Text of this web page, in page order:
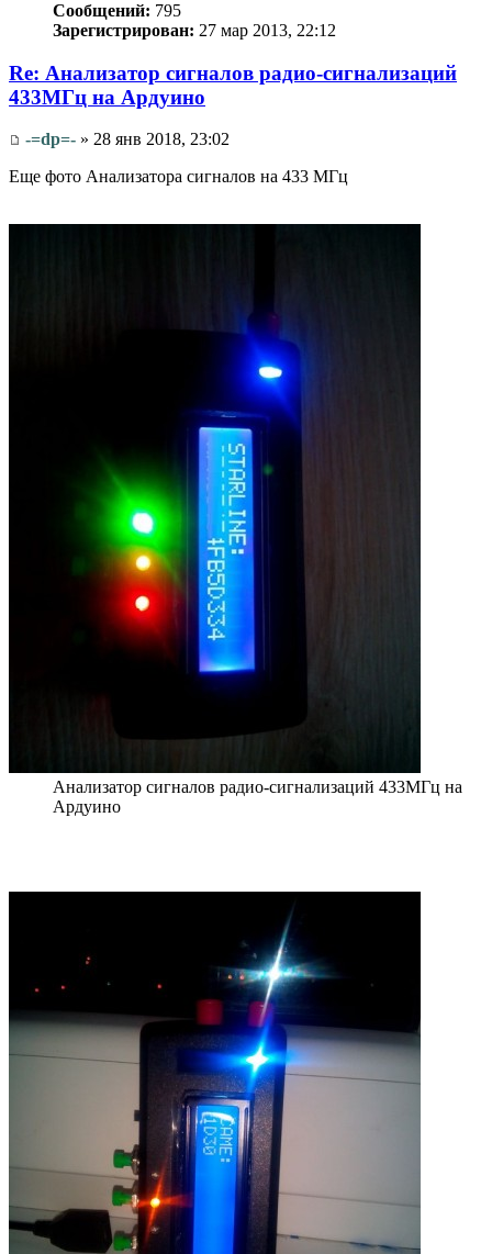
Сообщений: 795
Зарегистрирован: 27 мар 2013, 22:12
Re: Анализатор сигналов радио-сигнализаций
433МГц на Ардуино
-=dp=- » 28 янв 2018, 23:02
Еще фото Анализатора сигналов на 433 МГц
Анализатор сигналов радио-сигнализаций 433МГц на
Ардуино